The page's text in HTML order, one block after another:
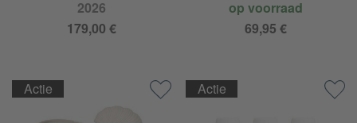
2026
179,00 €
op voorraad
69,95 €
Actie Actie